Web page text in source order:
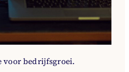
voor bedrijfsgroei.